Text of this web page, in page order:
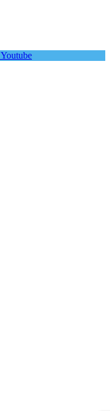
Youtube